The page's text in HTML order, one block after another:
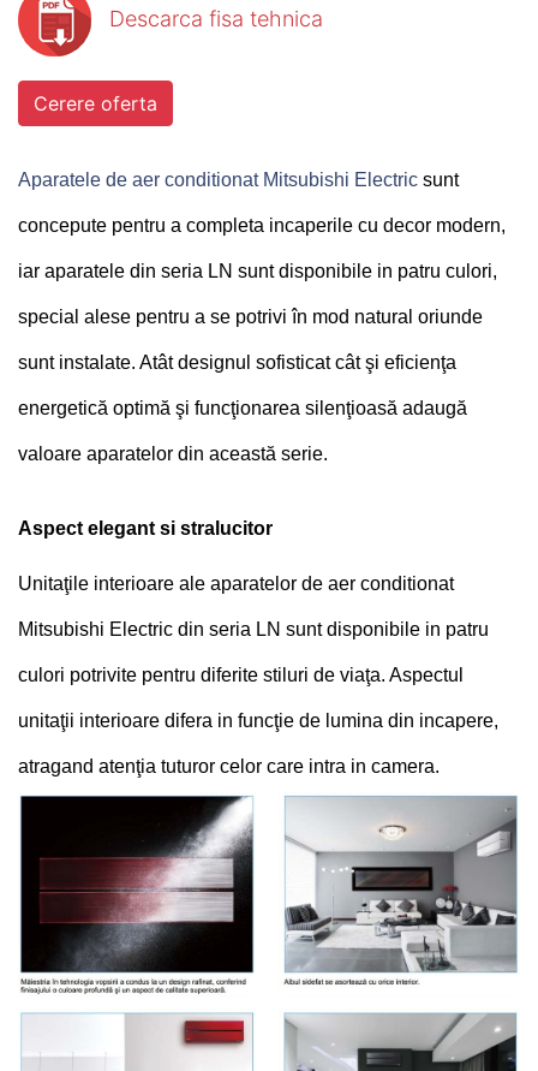
Descarca fisa tehnica
Cerere oferta
Aparatele de aer conditionat Mitsubishi Electric sunt
concepute pentru a completa incaperile cu decor modern,
iar aparatele din seria LN sunt disponibile in patru culori,
special alese pentru a se potrivi în mod natural oriunde
sunt instalate. Atât designul sofisticat cât şi eficienţa
energetică optimă şi funcţionarea silenţioasă adaugă
valoare aparatelor din această serie.
Aspect elegant si stralucitor
Unitaţile interioare ale aparatelor de aer conditionat
Mitsubishi Electric din seria LN sunt disponibile in patru
culori potrivite pentru diferite stiluri de viaţa. Aspectul
unitaţii interioare difera in funcţie de lumina din incapere,
atragand atenţia tuturor celor care intra in camera.